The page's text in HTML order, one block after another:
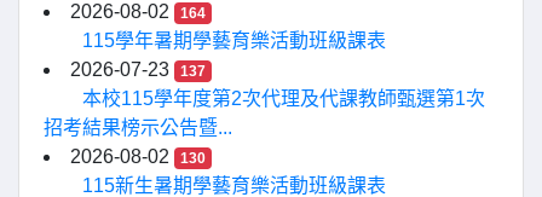
2026-08-02
164
115學年暑期學藝育樂活動班級課表
2026-07-23
137
本校115學年度第2次代理及代課教師甄選第1次
招考結果榜示公告暨...
2026-08-02
130
115新生暑期學藝育樂活動班級課表